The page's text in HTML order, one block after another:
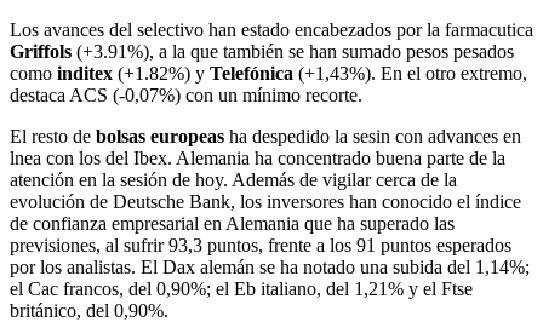
Los avances del selectivo han estado encabezados por la farmacutica
Griffols (+3.91%), a la que también se han sumado pesos pesados ​​
como inditex (+1.82%) y Telefónica (+1,43%). En el otro extremo,
destaca ACS (-0,07%) con un mínimo recorte.
El resto de bolsas europeas ha despedido la sesin con advances en
lnea con los del Ibex. Alemania ha concentrado buena parte de la
atención en la sesión de hoy. Además de vigilar cerca de la
evolución de Deutsche Bank, los inversores han conocido el índice
de confianza empresarial en Alemania que ha superado las
previsiones, al sufrir 93,3 puntos, frente a los 91 puntos esperados
por los analistas. El Dax alemán se ha notado una subida del 1,14%;
el Cac francos, del 0,90%; el Eb italiano, del 1,21% y el Ftse
británico, del 0,90%.